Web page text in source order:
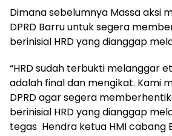
Dimana sebelumnya Massa aksi
DPRD Barru untuk segera
berinisial HRD yang dianggap
“HRD sudah terbukti melanggar
adalah final dan mengikat. Kami
DPRD agar segera
berinisial HRD yang dianggap
tegas Hendra ketua HMI cabang